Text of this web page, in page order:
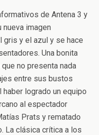
de Antena 3 y
imagen
gris y el azul y se hace
Una bonita
no presenta nada
entre sus bustos
logrado un equipo
al espectador
Prats y rematado
La clásica crítica a los